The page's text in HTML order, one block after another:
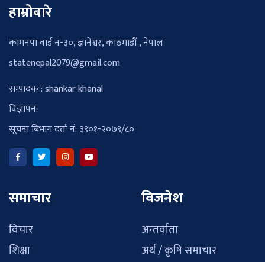
हाम्रोबारे
कामनपा वार्ड नं-३०, ज्ञानेश्वर, काठमाडौँ , नेपाल
statenepal2079@gmail.com
सम्पादक : shankar khanal
विज्ञापन:
सूचना बिभाग दर्ता नं: ३९०१-२०७९/८०
समाचार
विचार
शिक्षा
विजनेश
अन्तर्वाता
अर्थ / कृषि समाचार